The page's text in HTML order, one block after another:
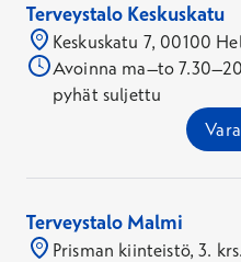
Terveystalo Keskuskatu
Keskuskatu 7, 00100
Avoinna ma–to
pyhät suljettu
Terveystalo Malmi
Prisman kiinteistö, 3.